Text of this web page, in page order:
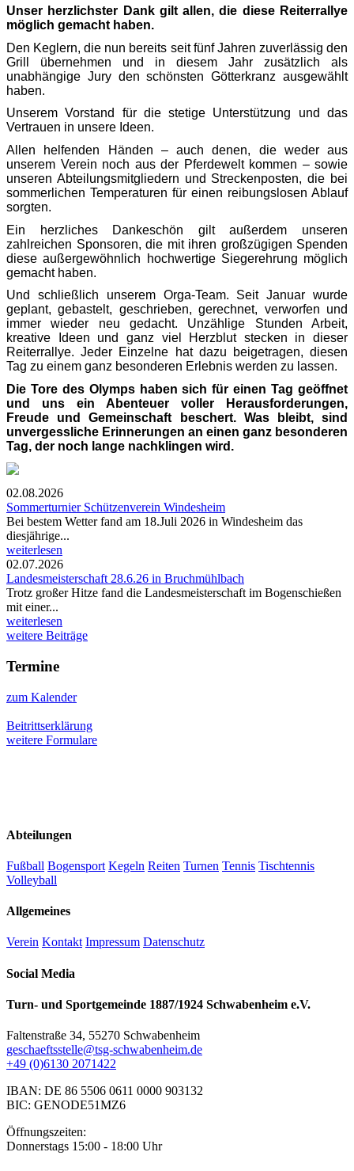
Unser herzlichster Dank gilt allen, die diese Reiterrallye
möglich gemacht haben.
Den Keglern, die nun bereits seit fünf Jahren zuverlässig den
Grill übernehmen und in diesem Jahr zusätzlich als
unabhängige Jury den schönsten Götterkranz ausgewählt
haben.
Unserem Vorstand für die stetige Unterstützung und das
Vertrauen in unsere Ideen.
Allen helfenden Händen – auch denen, die weder aus
unserem Verein noch aus der Pferdewelt kommen – sowie
unseren Abteilungsmitgliedern und Streckenposten, die bei
sommerlichen Temperaturen für einen reibungslosen Ablauf
sorgten.
Ein herzliches Dankeschön gilt außerdem unseren
zahlreichen Sponsoren, die mit ihren großzügigen Spenden
diese außergewöhnlich hochwertige Siegerehrung möglich
gemacht haben.
Und schließlich unserem Orga-Team. Seit Januar wurde
geplant, gebastelt, geschrieben, gerechnet, verworfen und
immer wieder neu gedacht. Unzählige Stunden Arbeit,
kreative Ideen und ganz viel Herzblut stecken in dieser
Reiterrallye. Jeder Einzelne hat dazu beigetragen, diesen
Tag zu einem ganz besonderen Erlebnis werden zu lassen.
Die Tore des Olymps haben sich für einen Tag geöffnet
und uns ein Abenteuer voller Herausforderungen,
Freude und Gemeinschaft beschert. Was bleibt, sind
unvergessliche Erinnerungen an einen ganz besonderen
Tag, der noch lange nachklingen wird.
02.08.2026
Sommerturnier Schützenverein Windesheim
Bei bestem Wetter fand am 18.Juli 2026 in Windesheim das
diesjährige...
weiterlesen
02.07.2026
Landesmeisterschaft 28.6.26 in Bruchmühlbach
Trotz großer Hitze fand die Landesmeisterschaft im Bogenschießen
mit einer...
weiterlesen
weitere Beiträge
Termine
zum Kalender
Beitrittserklärung
weitere Formulare
Abteilungen
Fußball Bogensport Kegeln Reiten Turnen Tennis Tischtennis
Volleyball
Allgemeines
Verein Kontakt Impressum Datenschutz
Social Media
Turn- und Sportgemeinde 1887/1924 Schwabenheim e.V.
Faltenstraße 34, 55270 Schwabenheim
geschaeftsstelle@tsg-schwabenheim.de
+49 (0)6130 2071422
IBAN: DE 86 5506 0611 0000 903132
BIC: GENODE51MZ6
Öffnungszeiten:
Donnerstags 15:00 - 18:00 Uhr